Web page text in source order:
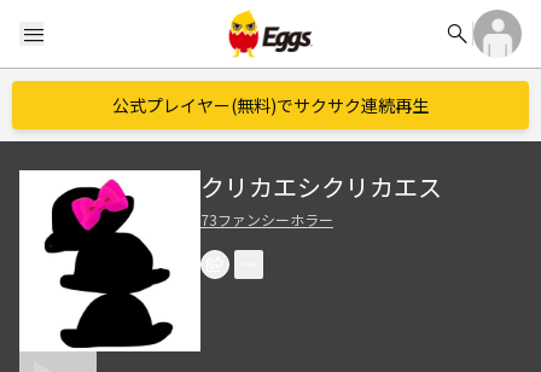
menu search
公式プレイヤー(無料)でサクサク連続再生
クリカエシクリカエス
73ファンシーホラー